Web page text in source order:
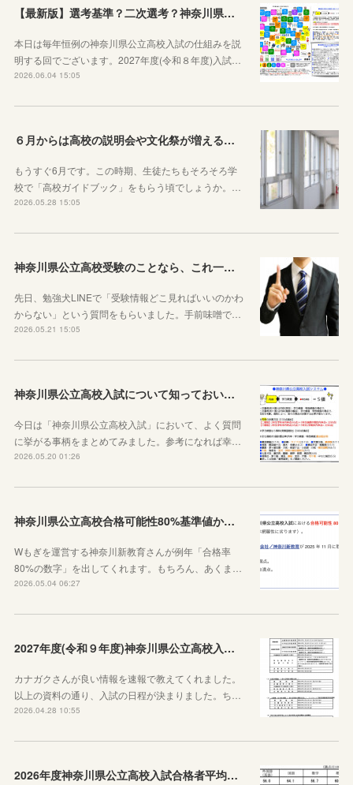
【最新版】選考基準？二次選考？神奈川県の受験の基本や公立高校入試の仕組みをシンプルに説明してみた
本日は毎年恒例の神奈川県公立高校入試の仕組みを説
明する回でございます。2027年度(令和８年度)入試…
2026.06.04 15:05
６月からは高校の説明会や文化祭が増えることを知っておきましょう
もうすぐ6月です。この時期、生徒たちもそろそろ学
校で「高校ガイドブック」をもらう頃でしょうか。…
2026.05.28 15:05
神奈川県公立高校受験のことなら、これ一本でOKです
先日、勉強犬LINEで「受験情報どこ見ればいいのかわ
からない」という質問をもらいました。手前味噌で…
2026.05.21 15:05
神奈川県公立高校入試について知っておいた方がいい10のこと
今日は「神奈川県公立高校入試」において、よく質問
に挙がる事柄をまとめてみました。参考になれば幸…
2026.05.20 01:26
神奈川県公立高校合格可能性80%基準値からわかること
Wもぎを運営する神奈川新教育さんが例年「合格率
80%の数字」を出してくれます。もちろん、あくま…
2026.05.04 06:27
2027年度(令和９年度)神奈川県公立高校入試日程が決定しました！
カナガクさんが良い情報を速報で教えてくれました。
以上の資料の通り、入試の日程が決まりました。ち…
2026.04.28 10:55
2026年度神奈川県公立高校入試合格者平均点が公表されました